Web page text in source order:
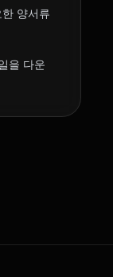
양서류
을 다운